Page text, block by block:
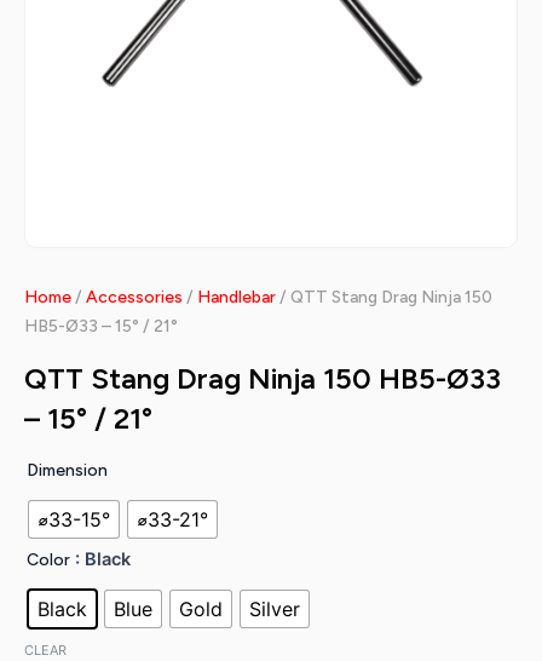
Home/ Accessories / Handlebar/ QTT Stang Drag Ninja 150
HB5-Ø33 – 15° / 21°
QTT Stang Drag Ninja 150 HB5-Ø33
– 15° / 21°
Dimension
⌀33-15° ⌀33-21°
Color : Black
Black Blue Gold Silver
CLEAR